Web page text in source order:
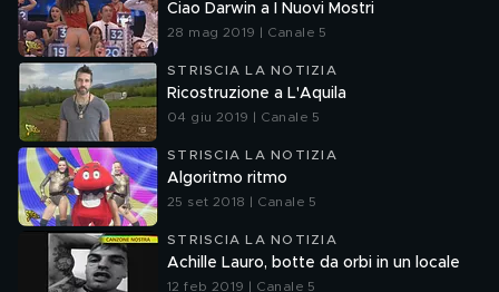
Ciao Darwin a I Nuovi Mostri
28 mag 2019 | Canale 5
STRISCIA LA NOTIZIA
Ricostruzione a L'Aquila
04 giu 2019 | Canale 5
STRISCIA LA NOTIZIA
Algoritmo ritmo
25 set 2018 | Canale 5
STRISCIA LA NOTIZIA
Achille Lauro, botte da orbi in un locale
12 feb 2019 | Canale 5